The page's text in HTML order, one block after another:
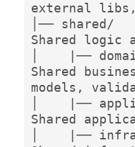
external
│──
Shared logic
│    |──
Shared
models,
│    |──
Shared
│    |──